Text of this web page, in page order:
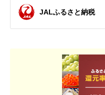
JALふるさと納税